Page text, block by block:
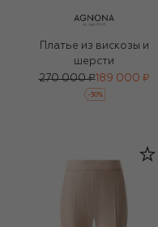
Платье из вискозы и
шерсти
270 000 ₽189 000 ₽
-30%